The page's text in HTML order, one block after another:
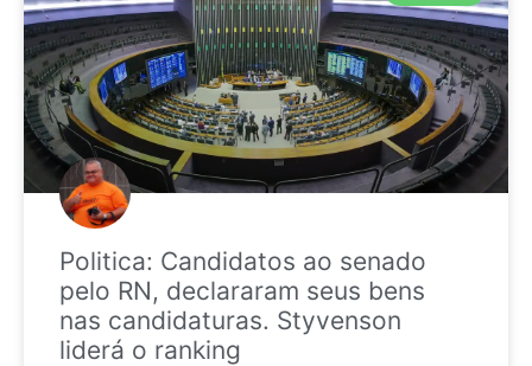
Politica: Candidatos ao senado
pelo RN, declararam seus bens
nas candidaturas. Styvenson
liderá o ranking